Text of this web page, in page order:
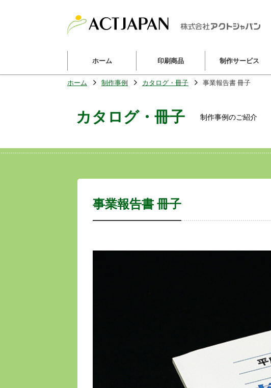
ホーム 印刷商品 制作サービス
ホーム 制作事例 カタログ・冊子 事業報告書 冊子
カタログ・冊子 制作事例のご紹介
事業報告書 冊子